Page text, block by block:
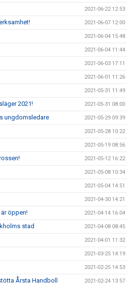
2021-06-22 12:53
2021-06-07 12:00
2021-06-04 15:48
2021-06-04 11:44
2021-06-03 17:11
2021-06-01 11:26
2021-05-31 11:49
2021! 2021-05-31 08:00
ungdomsledare 2021-05-29 09:39
2021-05-28 10:22
2021-05-19 08:56
2021-05-12 16:22
2021-05-08 10:34
2021-05-04 14:51
2021-04-30 14:21
är öppen! 2021-04-14 16:04
stad 2021-04-08 08:45
2021-04-01 11:32
2021-03-25 14:19
2021-02-25 14:53
Årsta Handboll 2021-02-24 13:57